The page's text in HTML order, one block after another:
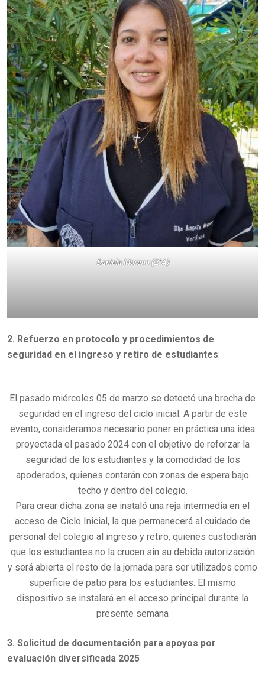
Daniela Moreno (2°A)
2. Refuerzo en protocolo y procedimientos de
seguridad en el ingreso y retiro de estudiantes:
El pasado miércoles 05 de marzo se detectó una brecha de
seguridad en el ingreso del ciclo inicial. A partir de este
evento, consideramos necesario poner en práctica una idea
proyectada el pasado 2024 con el objetivo de reforzar la
seguridad de los estudiantes y la comodidad de los
apoderados, quienes contarán con zonas de espera bajo
techo y dentro del colegio.
Para crear dicha zona se instaló una reja intermedia en el
acceso de Ciclo Inicial, la que permanecerá al cuidado de
personal del colegio al ingreso y retiro, quienes custodiarán
que los estudiantes no la crucen sin su debida autorización
y será abierta el resto de la jornada para ser utilizados como
superficie de patio para los estudiantes. El mismo
dispositivo se instalará en el acceso principal durante la
presente semana
3. Solicitud de documentación para apoyos por
evaluación diversificada 2025